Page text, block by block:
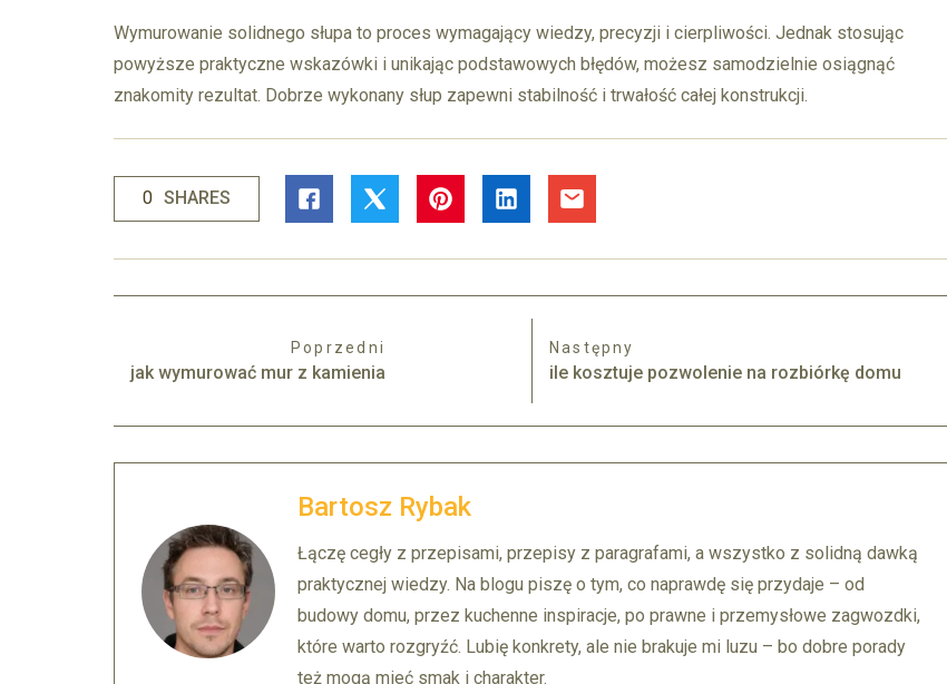
Wymurowanie solidnego słupa to proces wymagający wiedzy, precyzji i cierpliwości. Jednak stosując
powyższe praktyczne wskazówki i unikając podstawowych błędów, możesz samodzielnie osiągnąć
znakomity rezultat. Dobrze wykonany słup zapewni stabilność i trwałość całej konstrukcji.
0 SHARES
Poprzedni
jak wymurować mur z kamienia
Następny
ile kosztuje pozwolenie na rozbiórkę domu
Bartosz Rybak
Łączę cegły z przepisami, przepisy z paragrafami, a wszystko z solidną dawką
praktycznej wiedzy. Na blogu piszę o tym, co naprawdę się przydaje – od
budowy domu, przez kuchenne inspiracje, po prawne i przemysłowe zagwozdki,
które warto rozgryźć. Lubię konkrety, ale nie brakuje mi luzu – bo dobre porady
też mogą mieć smak i charakter.